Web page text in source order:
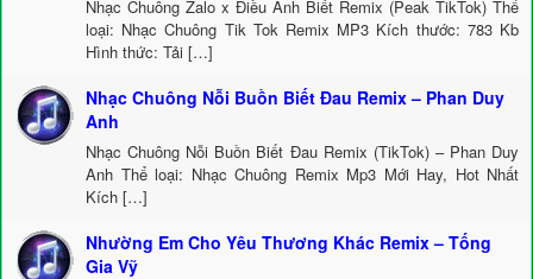
Nhạc Chuông Zalo x Điều Anh Biết Remix (Peak TikTok) Thể
loại: Nhạc Chuông Tik Tok Remix MP3 Kích thước: 783 Kb
Hình thức: Tải […]
Nhạc Chuông Nỗi Buồn Biết Đau Remix – Phan Duy
Anh
Nhạc Chuông Nỗi Buồn Biết Đau Remix (TikTok) – Phan Duy
Anh Thể loại: Nhạc Chuông Remix Mp3 Mới Hay, Hot Nhất
Kích […]
Nhường Em Cho Yêu Thương Khác Remix – Tống
Gia Vỹ